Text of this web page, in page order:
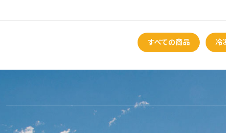
すべての商品 冷